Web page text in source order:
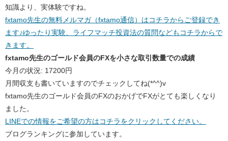
知識より、実体験ですね。
fxtamo先生の無料メルマガ（fxtamo通信）はコチラからご登録でき
ます♪ゆったり実験、ライフマッチ投資法の質問などもコチラからで
きます。
fxtamo先生のゴールド会員のFXを小さな取引数量での成績
今月の状況: 17200円
月間収支も書いていますのでチェックしてね(*^^)v
fxtamo先生のゴールド会員のFXのおかげでFXがとても楽しくなり
ました。
LINEでの情報をご希望の方はコチラをクリックしてください。
ブログランキングに参加しています。